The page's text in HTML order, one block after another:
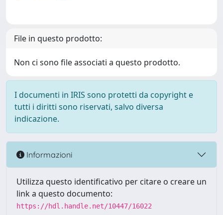
File in questo prodotto:
Non ci sono file associati a questo prodotto.
I documenti in IRIS sono protetti da copyright e
tutti i diritti sono riservati, salvo diversa
indicazione.
Informazioni
Utilizza questo identificativo per citare o creare un
link a questo documento:
https://hdl.handle.net/10447/16022